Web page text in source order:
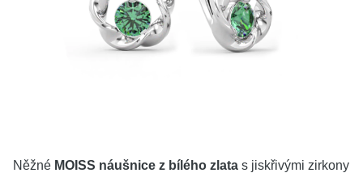
Něžné MOISS náušnice z bílého zlata s jiskřivými zirkony